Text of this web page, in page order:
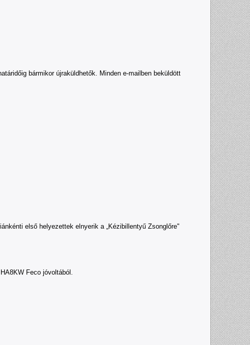
bármikor újraküldhetők. Minden e-mailben beküldött
első helyezettek elnyerik a „Kézibillentyű Zsonglőre"
Feco jóvoltából.